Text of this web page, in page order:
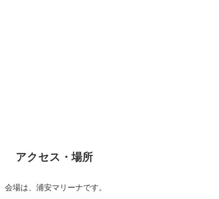
アクセス・場所
会場は、浦安マリーナです。